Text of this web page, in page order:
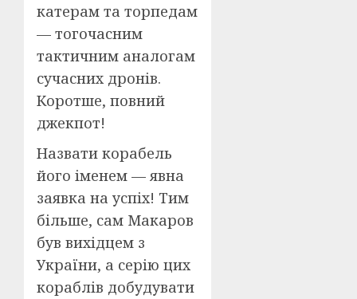
катерам та торпедам
— тогочасним
тактичним аналогам
сучасних дронів.
Коротше, повний
джекпот!
Назвати корабель
його іменем — явна
заявка на успіх! Тим
більше, сам Макаров
був вихідцем з
України, а серію цих
кораблів добудувати